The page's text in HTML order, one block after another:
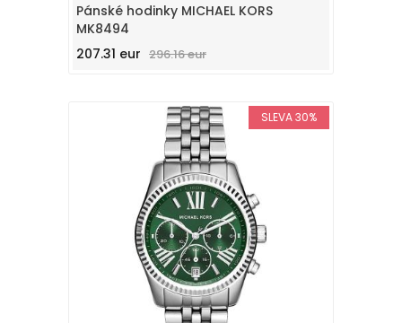
Pánské hodinky MICHAEL KORS
MK8494
207.31 eur 296.16 eur
SLEVA 30%